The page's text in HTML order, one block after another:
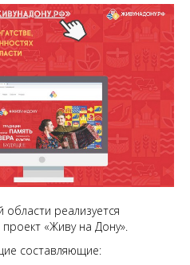
реализуется
«Живу на Дону».
составляющие: